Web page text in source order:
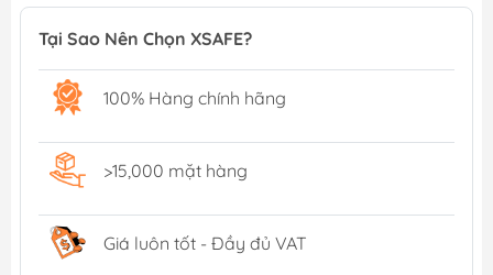
Tại Sao Nên Chọn XSAFE?
100% Hàng chính hãng
>15,000 mặt hàng
Giá luôn tốt - Đầy đủ VAT